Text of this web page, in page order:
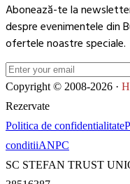
Abonează-te la
despre evenimentele din
ofertele noastre speciale.
Copyright © 2008-2026 ·
Rezervate
Politica de confidentialitate
conditiiANPC
SC STEFAN TRUST